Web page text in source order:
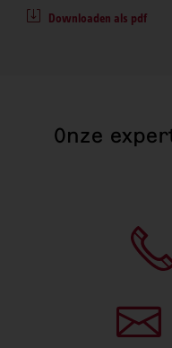
Downloaden als pdf
Onze